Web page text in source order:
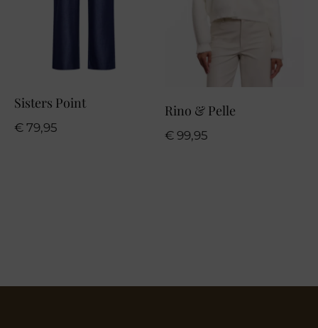
Sisters Point
€ 79,95
Rino & Pelle
€ 99,95